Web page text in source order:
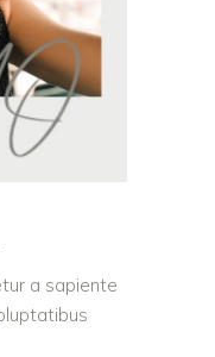
a sapiente